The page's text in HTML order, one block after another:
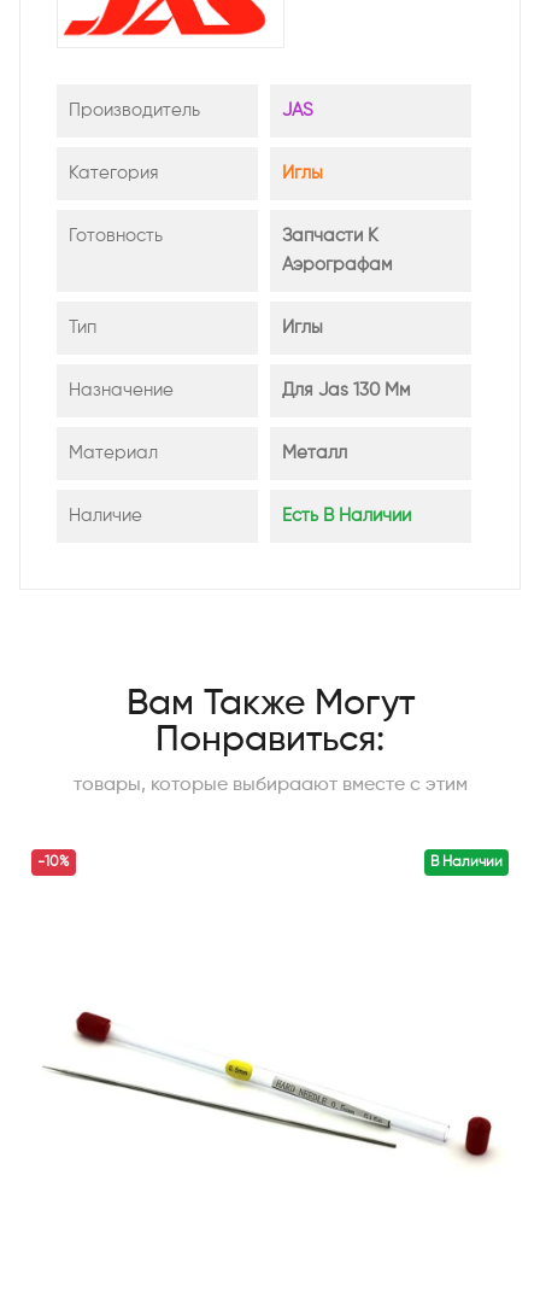
Производитель JAS
Категория Иглы
Готовность
Запчасти К
Аэрографам
Тип Иглы
Назначение Для Jas 130 Мм
Материал Металл
Наличие Есть В Наличии
Вам Также Могут
Понравиться:
товары, которые выбираают вместе с этим
В Наличии
-10%